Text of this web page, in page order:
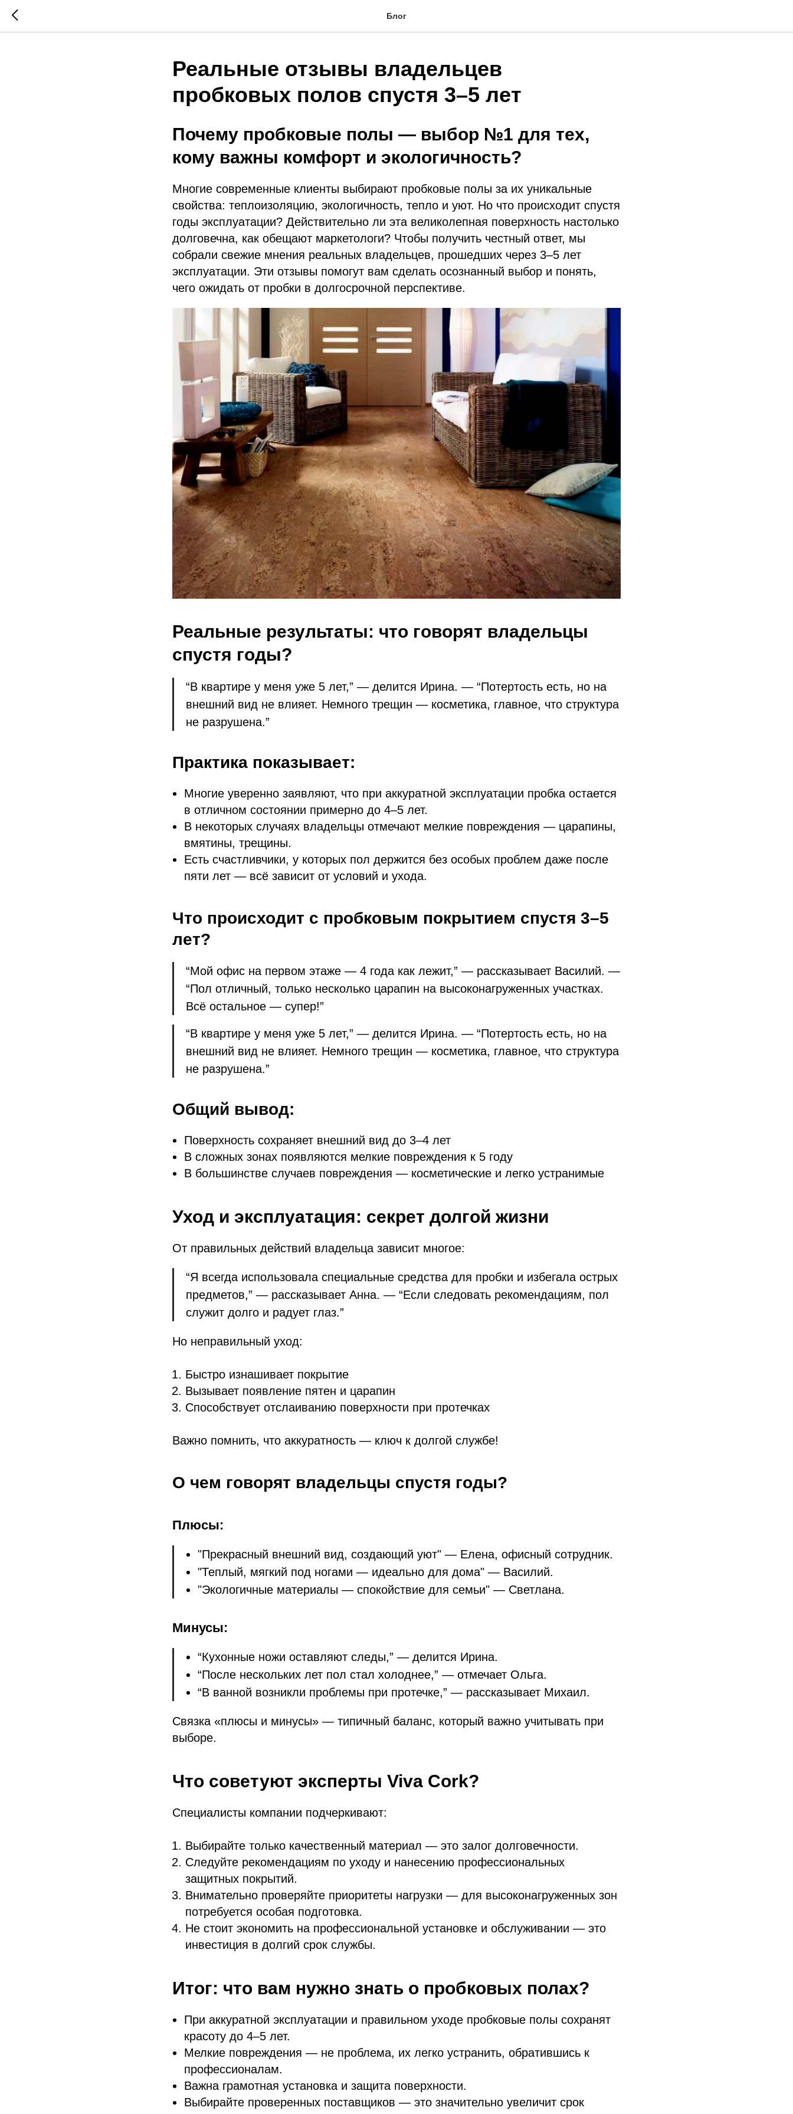
Блог
Реальные отзывы владельцев
пробковых полов спустя 3–5 лет
Почему пробковые полы — выбор №1 для тех,
кому важны комфорт и экологичность?
Многие современные клиенты выбирают пробковые полы за их уникальные
свойства: теплоизоляцию, экологичность, тепло и уют. Но что происходит спустя
годы эксплуатации? Действительно ли эта великолепная поверхность настолько
долговечна, как обещают маркетологи? Чтобы получить честный ответ, мы
собрали свежие мнения реальных владельцев, прошедших через 3–5 лет
эксплуатации. Эти отзывы помогут вам сделать осознанный выбор и понять,
чего ожидать от пробки в долгосрочной перспективе.
Реальные результаты: что говорят владельцы
спустя годы?
“В квартире у меня уже 5 лет,” — делится Ирина. — “Потертость есть, но на
внешний вид не влияет. Немного трещин — косметика, главное, что структура
не разрушена.”
Практика показывает:
Многие уверенно заявляют, что при аккуратной эксплуатации пробка остается
в отличном состоянии примерно до 4–5 лет.
В некоторых случаях владельцы отмечают мелкие повреждения — царапины,
вмятины, трещины.
Есть счастливчики, у которых пол держится без особых проблем даже после
пяти лет — всё зависит от условий и ухода.
Что происходит с пробковым покрытием спустя 3–5
лет?
“Мой офис на первом этаже — 4 года как лежит,” — рассказывает Василий. —
“Пол отличный, только несколько царапин на высоконагруженных участках.
Всё остальное — супер!”
“В квартире у меня уже 5 лет,” — делится Ирина. — “Потертость есть, но на
внешний вид не влияет. Немного трещин — косметика, главное, что структура
не разрушена.”
Общий вывод:
Поверхность сохраняет внешний вид до 3–4 лет
В сложных зонах появляются мелкие повреждения к 5 году
В большинстве случаев повреждения — косметические и легко устранимые
Уход и эксплуатация: секрет долгой жизни
От правильных действий владельца зависит многое:
“Я всегда использовала специальные средства для пробки и избегала острых
предметов,” — рассказывает Анна. — “Если следовать рекомендациям, пол
служит долго и радует глаз.”
Но неправильный уход:
Быстро изнашивает покрытие
Вызывает появление пятен и царапин
Способствует отслаиванию поверхности при протечках
Важно помнить, что аккуратность — ключ к долгой службе!
О чем говорят владельцы спустя годы?
Плюсы:
"Прекрасный внешний вид, создающий уют" — Елена, офисный сотрудник.
"Теплый, мягкий под ногами — идеально для дома" — Василий.
"Экологичные материалы — спокойствие для семьи" — Светлана.
Минусы:
“Кухонные ножи оставляют следы,” — делится Ирина.
“После нескольких лет пол стал холоднее,” — отмечает Ольга.
“В ванной возникли проблемы при протечке,” — рассказывает Михаил.
Связка «плюсы и минусы» — типичный баланс, который важно учитывать при
выборе.
Что советуют эксперты Viva Cork?
Специалисты компании подчеркивают:
Выбирайте только качественный материал — это залог долговечности.
Следуйте рекомендациям по уходу и нанесению профессиональных
защитных покрытий.
Внимательно проверяйте приоритеты нагрузки — для высоконагруженных зон
потребуется особая подготовка.
Не стоит экономить на профессиональной установке и обслуживании — это
инвестиция в долгий срок службы.
Итог: что вам нужно знать о пробковых полах?
При аккуратной эксплуатации и правильном уходе пробковые полы сохранят
красоту до 4–5 лет.
Мелкие повреждения — не проблема, их легко устранить, обратившись к
профессионалам.
Важна грамотная установка и защита поверхности.
Выбирайте проверенных поставщиков — это значительно увеличит срок